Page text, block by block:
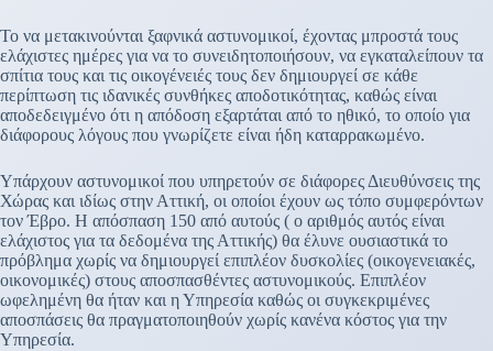
Το να μετακινούνται ξαφνικά αστυνομικοί, έχοντας μπροστά τους
ελάχιστες ημέρες για να το συνειδητοποιήσουν, να εγκαταλείπουν τα
σπίτια τους και τις οικογένειές τους δεν δημιουργεί σε κάθε
περίπτωση τις ιδανικές συνθήκες αποδοτικότητας, καθώς είναι
αποδεδειγμένο ότι η απόδοση εξαρτάται από το ηθικό, το οποίο για
διάφορους λόγους που γνωρίζετε είναι ήδη καταρρακωμένο.
Υπάρχουν αστυνομικοί που υπηρετούν σε διάφορες Διευθύνσεις της
Χώρας και ιδίως στην Αττική, οι οποίοι έχουν ως τόπο συμφερόντων
τον Έβρο. Η απόσπαση 150 από αυτούς ( ο αριθμός αυτός είναι
ελάχιστος για τα δεδομένα της Αττικής) θα έλυνε ουσιαστικά το
πρόβλημα χωρίς να δημιουργεί επιπλέον δυσκολίες (οικογενειακές,
οικονομικές) στους αποσπασθέντες αστυνομικούς. Επιπλέον
ωφελημένη θα ήταν και η Υπηρεσία καθώς οι συγκεκριμένες
αποσπάσεις θα πραγματοποιηθούν χωρίς κανένα κόστος για την
Υπηρεσία.